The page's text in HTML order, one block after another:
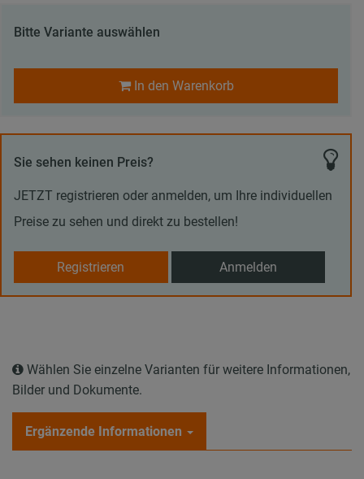
Bitte Variante auswählen
In den Warenkorb
Sie sehen keinen Preis?
JETZT registrieren oder anmelden, um Ihre individuellen
Preise zu sehen und direkt zu bestellen!
Registrieren Anmelden
Wählen Sie einzelne Varianten für weitere Informationen,
Bilder und Dokumente.
Ergänzende Informationen